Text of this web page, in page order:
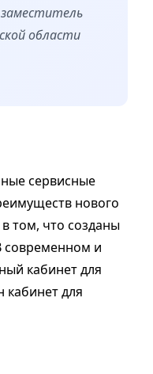
заместитель
области
сервисные
нового
том, что созданы
современном и
кабинет для
кабинет для